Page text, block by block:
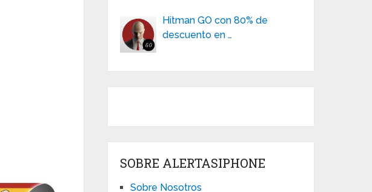
Hitman GO con 80% de
descuento en …
SOBRE ALERTASIPHONE
Sobre Nosotros